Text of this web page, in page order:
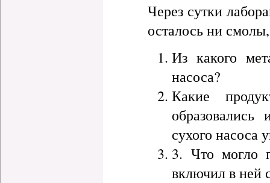
Через сутки
осталось ни
Из какого
насоса?
Какие
сухого насоса
3. Что могло
включил в ней